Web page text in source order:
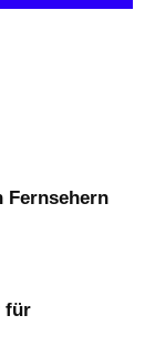
Fernsehern
für